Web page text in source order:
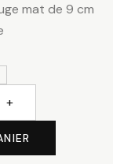
mat de 9 cm
+